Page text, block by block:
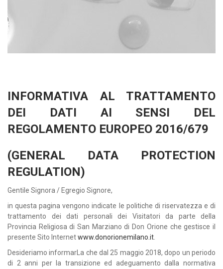
INFORMATIVA AL TRATTAMENTO
DEI DATI AI SENSI DEL
REGOLAMENTO EUROPEO 2016/679
(GENERAL DATA PROTECTION
REGULATION)
Gentile Signora / Egregio Signore,
in questa pagina vengono indicate le politiche di riservatezza e di
trattamento dei dati personali dei Visitatori da parte della
Provincia Religiosa di San Marziano di Don Orione che gestisce il
presente Sito Internetwww.donorionemilano.it
Desideriamo informarLa che dal 25 maggio 2018, dopo un periodo
di 2 anni per la transizione ed adeguamento dalla normativa